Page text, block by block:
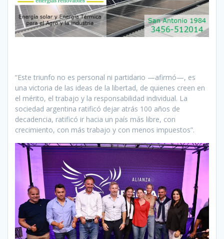
“Este triunfo no es personal ni partidario —afirmó—, es
una victoria de las ideas de la libertad, de quienes creen en
el mérito, el trabajo y la responsabilidad individual. La
sociedad argentina ratificó dejar atrás 100 años de
decadencia, ratificó ir hacia un país más libre, con
crecimiento, con más trabajo y con menos impuestos”.